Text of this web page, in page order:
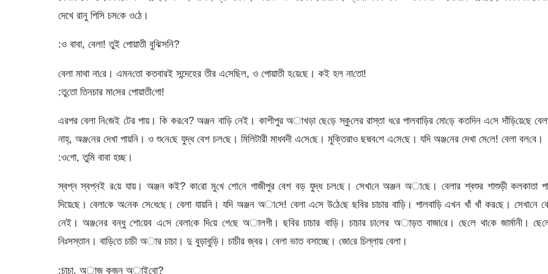
দেখে রানু পি‌সি চম‌কে ও‌ঠে।
:ও বাবা, বেলা! তুই পোয়াতী বু‌ঝিস‌নি?
‌বেলা মাথা না‌রে। এমন‌তো কতবারই সন্দেহের তীর এ‌সে‌ছিল, ও পোয়াতী হ‌য়ে‌ছে। কই হল না‌তো!
:তু‌তো তিনচার মা‌সের ‌পোয়াতী‌গো!
এরপর বেলা নি‌জেই টের পায়। কি কর‌বে? অঞ্জন বা‌ড়ি নেই। কাশীপুর অাখড়া ছে‌ড়ে স্কু‌লের রাস্তা ধ‌রে পালবা‌ড়ির মো‌ড়ে কত‌দিন এ‌সে দাঁড়ি‌য়ে‌ছে
নাহ্, অঞ্জ‌নের দেখা পায়‌নি। ও শু‌নে‌ছে যুদ্ধ বেশ চল‌ছে। মি‌লিটারী মাধবদী এ‌সে‌ছে। মুক্তিরাও ছদ্মব‌শে এ‌সে‌ছে। য‌দি অঞ্জ‌নের দেখা মে‌লে! বেলা বল‌বে।
:ও‌গো, তু‌মি বাবা হচ্ছ।
স্বপ্ন স্বপ্নই র‌য়ে যায়। অঞ্জন কই? কা‌রো মু‌খে শো‌নে গা‌জীপুর বেশ বড় যুদ্ধ চল‌ছে। সেখা‌নে অঞ্জন অা‌ছে। বেলার শ্বশুর শাশুড়ী কলকাতা
দিয়ে‌ছে। বেলা‌কে অ‌নেক সে‌ধে‌ছে। বেলা যায়‌নি। য‌দি অঞ্জন অা‌সে! বেলা এ‌সে উ‌ঠে‌ছে ছ‌বির চাচার বা‌ড়ি। পালবা‌ড়ি এখন খাঁ খাঁ কর‌ছে। সেখা‌নে
নেই। অঞ্জ‌নের বন্ধু শো‌য়েব এ‌সে বেলা‌কে দি‌য়ে গে‌ছে অালগী। ছ‌বির চাচার বা‌ড়ি। চাচার চা‌লের অাড়ত বাজা‌রে। ছে‌লে থা‌কে জার্মানী।
নিঃসস্তান। বা‌ড়ি‌তে চাচী অার চাচা। দু বুড়াবু‌ড়ি। চাচীর জ্বর। বেলা ভাত বসাচ্ছে। জো‌রে চিল্লায় বেলা।
:চাচা, অাজ কজন অাই‌বো?